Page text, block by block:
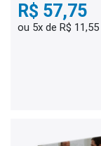
R$ 57,75
ou 5x de R$ 11,55